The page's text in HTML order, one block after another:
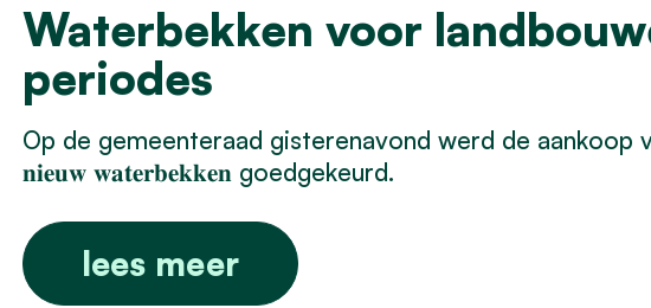
Waterbekken voor
periodes
Op de gemeenteraad gisterenavond werd de aankoop
𝐧𝐢𝐞𝐮𝐰 𝐰𝐚𝐭𝐞𝐫𝐛𝐞𝐤𝐤𝐞𝐧 goedgekeurd.
lees meer